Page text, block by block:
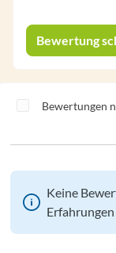
Bewertung
Bewertungen
Keine